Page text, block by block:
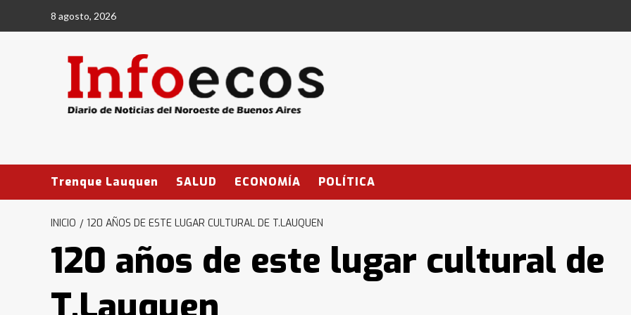
8 agosto, 2026
Trenque Lauquen SALUD ECONOMÍA POLÍTICA
INICIO 120 AÑOS DE ESTE LUGAR CULTURAL DE T.LAUQUEN
120 años de este lugar cultural de